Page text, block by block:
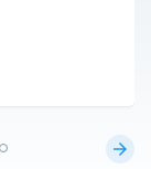
arrow_forward